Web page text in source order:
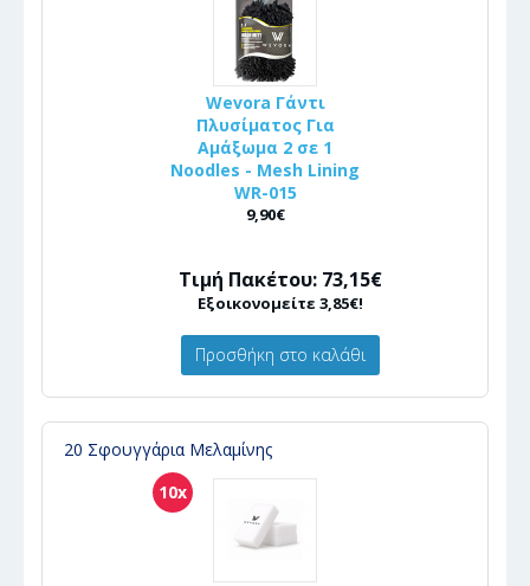
Wevora Γάντι
Πλυσίματος Για
Αμάξωμα 2 σε 1
Noodles - Mesh Lining
WR-015
9,90€
Τιμή Πακέτου: 73,15€
Εξοικονομείτε 3,85€!
Προσθήκη στο καλάθι
20 Σφουγγάρια Μελαμίνης
10x